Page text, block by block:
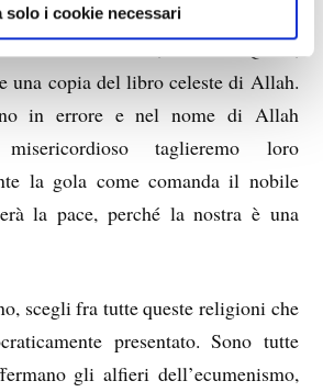
solo i cookie necessari
islamico. La nostra religione è
dal sacro libro, il nobile Quran,
una copia del libro celeste di Allah.
in errore e nel nome di Allah
taglieremo loro
la gola come comanda il nobile
la pace, perché la nostra è una
scegli fra tutte queste religioni che
presentato. Sono tutte
gli alfieri dell’ecumenismo,